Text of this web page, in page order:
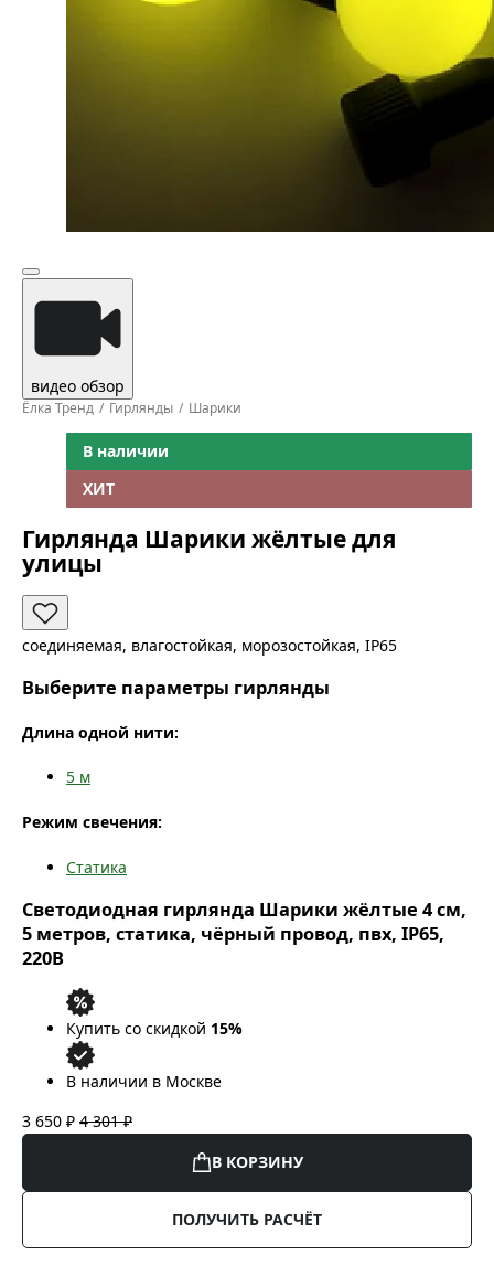
видео обзор
Ёлка Тренд Гирлянды Шарики
В наличии
ХИТ
Гирлянда Шарики жёлтые для
улицы
соединяемая, влагостойкая, морозостойкая, IP65
Выберите параметры гирлянды
Длина одной нити:
5 м
Режим свечения:
Статика
Светодиодная гирлянда Шарики жёлтые 4 см,
5 метров, статика, чёрный провод, пвх, IP65,
220В
Купить со скидкой 15%
В наличии в Москве
3 650 ₽ 4 301 ₽
В КОРЗИНУ
ПОЛУЧИТЬ РАСЧЁТ